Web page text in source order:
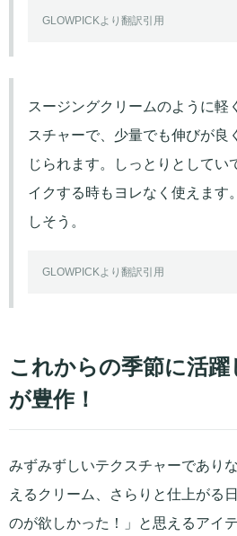
GLOWPICKより翻訳引用
スージングクリームのように軽
スチャーで、少量でも伸びが良
じられます。しっとりとしてい
イクする時もヨレなく使えます
しそう。
GLOWPICKより翻訳引用
これからの季節に活
が豊作！
みずみずしいテクスチャーであり
えるクリーム、さらりと仕上がる
のが欲しかった！」と思えるアイ